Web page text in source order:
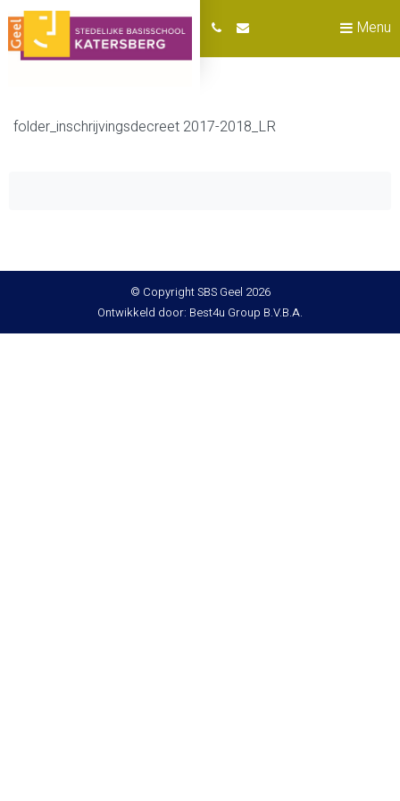
Menu
folder_inschrijvingsdecreet 2017-2018_LR
© Copyright SBS Geel 2026
Ontwikkeld door: Best4u Group B.V.B.A.